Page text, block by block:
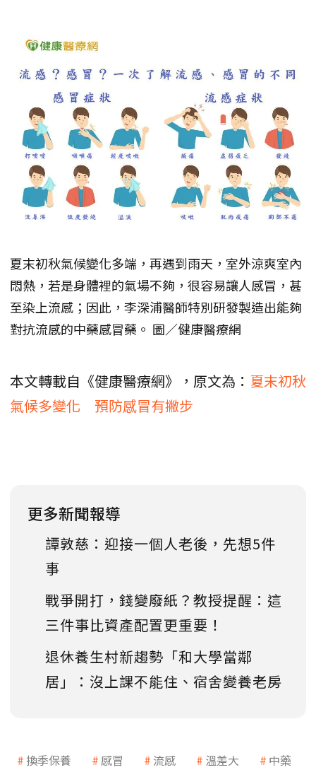
夏末初秋氣候變化多端，再遇到雨天，室外涼爽室內
悶熱，若是身體裡的氣場不夠，很容易讓人感冒，甚
至染上流感；因此，李深浦醫師特別研發製造出能夠
對抗流感的中藥感冒藥。 圖／健康醫療網
本文轉載自《健康醫療網》，原文為： 夏末初秋
氣候多變化 預防感冒有撇步
更多新聞報導
譚敦慈：迎接一個人老後，先想5件
事
戰爭開打，錢變廢紙？教授提醒：這
三件事比資產配置更重要！
退休養生村新趨勢「和大學當鄰
居」：沒上課不能住、宿舍變養老房
換季保養 感冒 流感 溫差大 中藥